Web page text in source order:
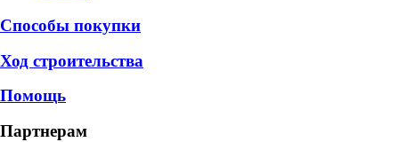
Способы покупки
Ход строительства
Помощь
Партнерам